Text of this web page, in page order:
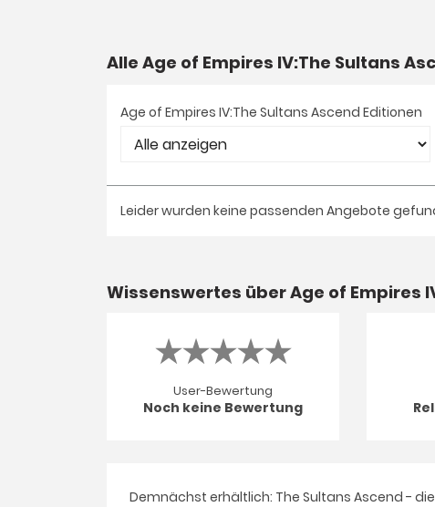
Alle Age of Empires IV:The Sultans
Age of Empires IV:The Sultans Ascend Editionen
Leider wurden keine passenden Angebote
Wissenswertes über Age of Empires
User-Bewertung
Noch keine Bewertung
Demnächst erhältlich: The Sultans Ascend -